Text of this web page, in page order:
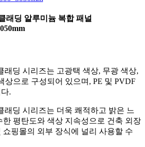
래딩 알루미늄 복합 패널
래딩 시리즈는 고광택 색상, 무광 색상,
상으로 구성되어 있으며, PE 및 PVDF
.
래딩 시리즈는 더욱 쾌적하고 밝은 느
한 평탄도와 색상 지속성으로 건축 외장
쇼핑몰의 외부 장식에 널리 사용할 수